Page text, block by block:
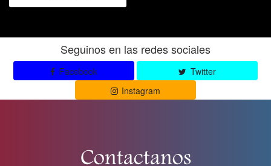
Seguinos en las redes sociales
Facebook
Twitter
Instagram
Contactanos